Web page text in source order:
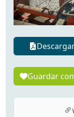
Guardar